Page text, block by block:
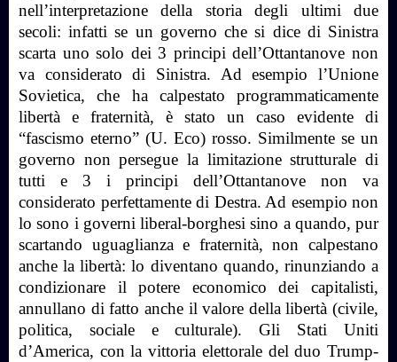
nell’interpretazione della storia degli ultimi due
secoli: infatti se un governo che si dice di Sinistra
scarta uno solo dei 3 principi dell’Ottantanove non
va considerato di Sinistra. Ad esempio l’Unione
Sovietica, che ha calpestato programmaticamente
libertà e fraternità, è stato un caso evidente di
“fascismo eterno” (U. Eco) rosso. Similmente se un
governo non persegue la limitazione strutturale di
tutti e 3 i principi dell’Ottantanove non va
considerato perfettamente di Destra. Ad esempio non
lo sono i governi liberal-borghesi sino a quando, pur
scartando uguaglianza e fraternità, non calpestano
anche la libertà: lo diventano quando, rinunziando a
condizionare il potere economico dei capitalisti,
annullano di fatto anche il valore della libertà (civile,
politica, sociale e culturale). Gli Stati Uniti
d’America, con la vittoria elettorale del duo Trump-